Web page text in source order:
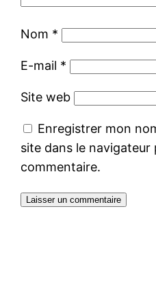
Nom *
E-mail *
Site web
Enregistrer mon
site dans le
commentaire.